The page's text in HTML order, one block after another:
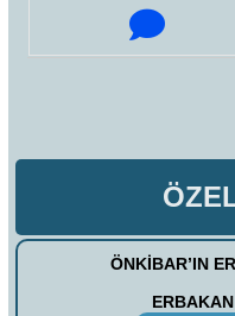
ÖNKİBAR’IN